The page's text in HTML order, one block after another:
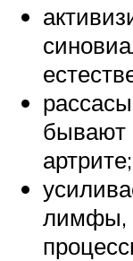
бывают
артрите;
лимфы,